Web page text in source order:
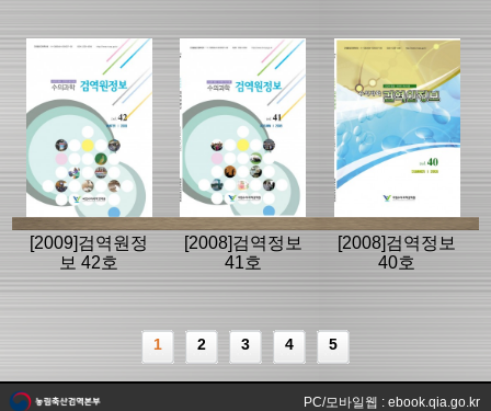
[2009]검역원정
보 42호
[2008]검역정보
41호
[2008]검역정보
40호
1 2 3 4 5
PC/모바일웹 : ebook.qia.go.kr